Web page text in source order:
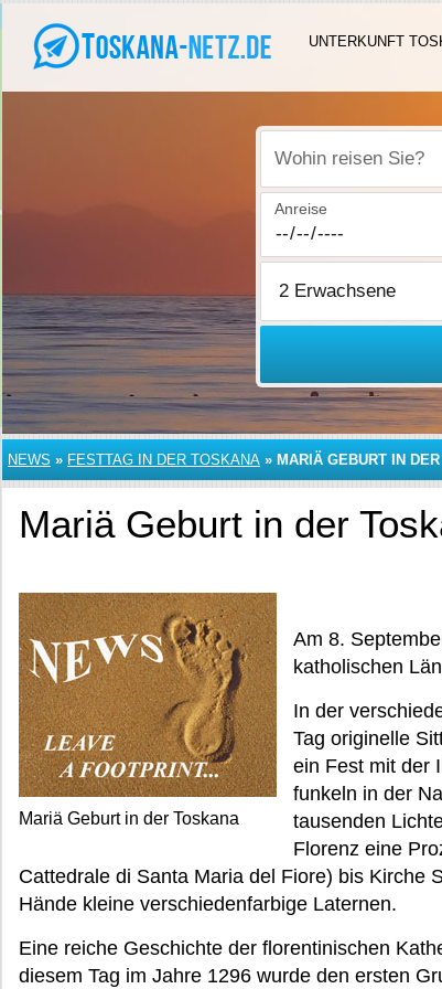
UNTERKUNFT
Wohin reisen Sie?
Anreise
NEWS » FESTTAG IN DER TOSKANA » MARIÄ GEBURT IN
Mariä Geburt in der
Mariä Geburt in der Toskana
Am 8.
katholischen
In der
Tag originelle
ein Fest mit der
funkeln in der
tausenden
Florenz eine
Cattedrale di Santa Maria del Fiore) bis Kirche
Hände kleine verschiedenfarbige Laternen.
Eine reiche Geschichte der florentinischen
diesem Tag im Jahre 1296 wurde den ersten